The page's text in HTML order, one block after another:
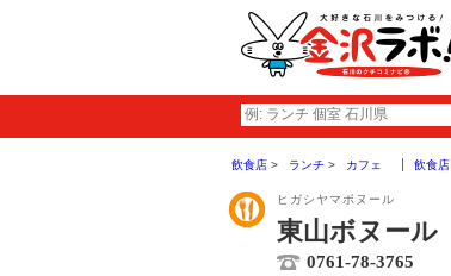
飲食店 ランチ カフェ 飲食店
ヒガシヤマボヌール
東山ボヌール
0761-78-3765